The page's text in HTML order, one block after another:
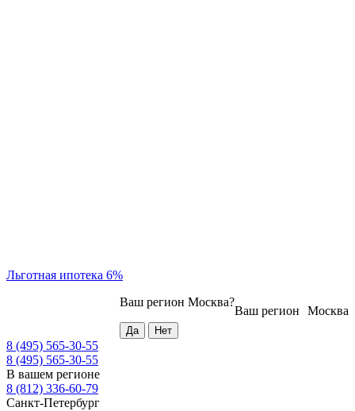
Льготная ипотека 6%
Москва
Ваш регион
Ваш регион Москва?
8 (495) 565-30-55
8 (495) 565-30-55
В вашем регионе
8 (812) 336-60-79
Санкт-Петербург